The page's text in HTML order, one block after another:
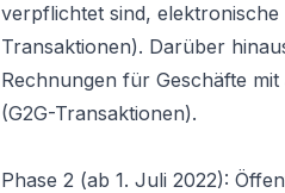
verpflichtet sind,
Transaktionen). Darüber
Rechnungen für Geschäfte
(G2G-Transaktionen).
Phase 2 (ab 1. Juli 2022):